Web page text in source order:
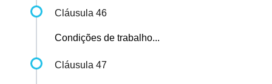
Cláusula 46
Condições de trabalho...
Cláusula 47